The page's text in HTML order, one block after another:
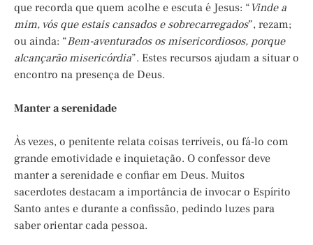
que recorda que quem acolhe e escuta é Jesus: “Vinde a
mim, vós que estais cansados e sobrecarregados”, rezam;
ou ainda: “Bem-aventurados os misericordiosos, porque
alcançarão misericórdia”. Estes recursos ajudam a situar o
encontro na presença de Deus.
Manter a serenidade
Às vezes, o penitente relata coisas terríveis, ou fá-lo com
grande emotividade e inquietação. O confessor deve
manter a serenidade e confiar em Deus. Muitos
sacerdotes destacam a importância de invocar o Espírito
Santo antes e durante a confissão, pedindo luzes para
saber orientar cada pessoa.